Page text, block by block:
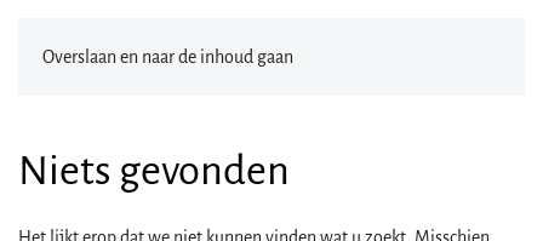
Overslaan en naar de inhoud gaan
Niets gevonden